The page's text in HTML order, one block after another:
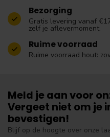
Bezorging
Gratis levering vanaf
zelf je aflevermoment.
Ruime voorraad
Ruime voorraad hout:
Meld je aan voor
Vergeet niet om je
bevestigen!
Blijf op de hoogte over onze